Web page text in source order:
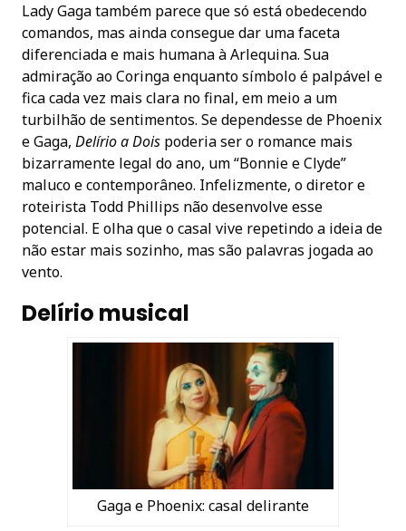
Lady Gaga também parece que só está obedecendo
comandos, mas ainda consegue dar uma faceta
diferenciada e mais humana à Arlequina. Sua
admiração ao Coringa enquanto símbolo é palpável e
fica cada vez mais clara no final, em meio a um
turbilhão de sentimentos. Se dependesse de Phoenix
e Gaga, Delírio a Dois poderia ser o romance mais
bizarramente legal do ano, um “Bonnie e Clyde”
maluco e contemporâneo. Infelizmente, o diretor e
roteirista Todd Phillips não desenvolve esse
potencial. E olha que o casal vive repetindo a ideia de
não estar mais sozinho, mas são palavras jogada ao
vento.
Delírio musical
Gaga e Phoenix: casal delirante